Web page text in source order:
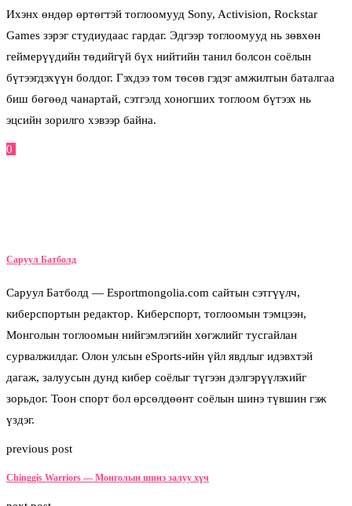
Ихэнх өндөр өртөгтэй тоглоомууд Sony, Activision, Rockstar
Games зэрэг студиудаас гардаг. Эдгээр тоглоомууд нь зөвхөн
геймерүүдийн төдийгүй бүх нийтийн танил болсон соёлын
бүтээгдэхүүн болдог. Гэхдээ том төсөв гэдэг амжилтын баталгаа
биш бөгөөд чанартай, сэтгэлд хоногших тоглоом бүтээх нь
эцсийн зорилго хэвээр байна.
0
Саруул Батболд
Саруул Батболд — Esportmongolia.com сайтын сэтгүүлч,
киберспортын редактор. Киберспорт, тоглоомын тэмцээн,
Монголын тоглоомын нийгэмлэгийн хөгжлийг тусгайлан
сурвалжилдаг. Олон улсын eSports-ийн үйл явдлыг идэвхтэй
дагаж, залуусын дунд кибер соёлыг түгээн дэлгэрүүлэхийг
зорьдог. Тоон спорт бол өрсөлдөөнт соёлын шинэ түвшин гэж
үздэг.
previous post
Chinggis Warriors — Монголын шинэ залуу хүч